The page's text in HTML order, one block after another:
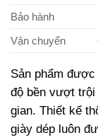
Bảo hành
Vận chuyển
Sản phẩm
độ bền vượt
gian. Thiết kế
giày dép luôn